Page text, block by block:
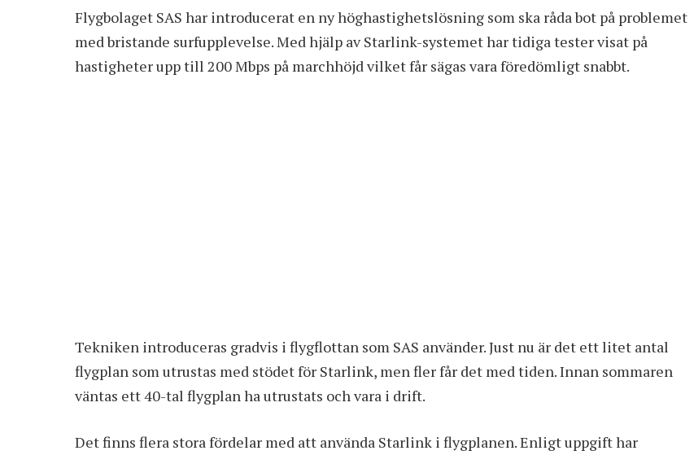
Flygbolaget SAS har introducerat en ny höghastighetslösning som ska råda bot på problemet
med bristande surfupplevelse. Med hjälp av Starlink-systemet har tidiga tester visat på
hastigheter upp till 200 Mbps på marchhöjd vilket får sägas vara föredömligt snabbt.
Tekniken introduceras gradvis i flygflottan som SAS använder. Just nu är det ett litet antal
flygplan som utrustas med stödet för Starlink, men fler får det med tiden. Innan sommaren
väntas ett 40-tal flygplan ha utrustats och vara i drift.
Det finns flera stora fördelar med att använda Starlink i flygplanen. Enligt uppgift har